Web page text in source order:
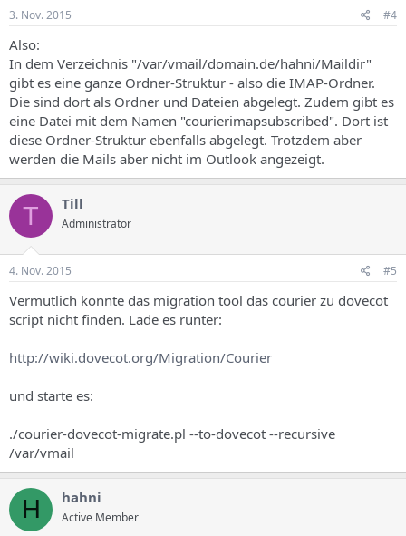
3. Nov. 2015 #4
Also:
In dem Verzeichnis "/var/vmail/domain.de/hahni/Maildir"
gibt es eine ganze Ordner-Struktur - also die IMAP-Ordner.
Die sind dort als Ordner und Dateien abgelegt. Zudem gibt es
eine Datei mit dem Namen "courierimapsubscribed". Dort ist
diese Ordner-Struktur ebenfalls abgelegt. Trotzdem aber
werden die Mails aber nicht im Outlook angezeigt.
T Till
Administrator
4. Nov. 2015 #5
Vermutlich konnte das migration tool das courier zu dovecot
script nicht finden. Lade es runter:
http://wiki.dovecot.org/Migration/Courier
und starte es:
./courier-dovecot-migrate.pl --to-dovecot --recursive
/var/vmail
H hahni
Active Member